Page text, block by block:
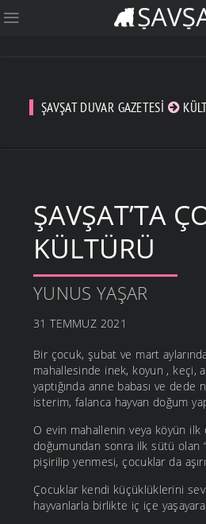
ŞAVŞAT DUVAR GAZETESI
ŞAVŞAT’TA
KÜLTÜRÜ
YUNUS YAŞAR
31 TEMMUZ 2021
Bir çocuk, şubat ve mart
mahallesinde inek, koyun , keçi,
yaptığında anne babası ve
isterim, falanca hayvan doğum
O evin mahallenin veya köyün ilk
doğumundan sonra ilk sütü olan
pişirilip yenmesi, çocuklar da
Çocuklar kendi küçüklüklerini
hayvanlarla birlikte iç içe